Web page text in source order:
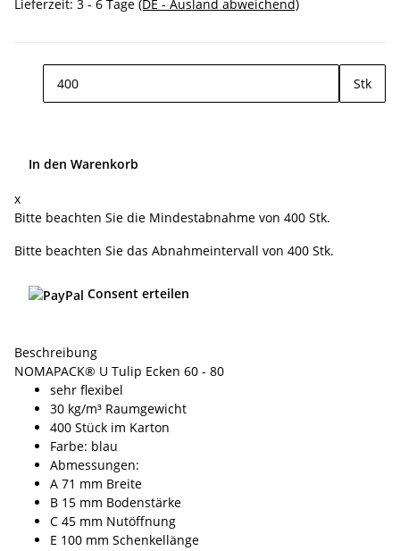
Lieferzeit: 3 - 6 Tage (DE - Ausland abweichend)
Stk
In den Warenkorb
x
Bitte beachten Sie die Mindestabnahme von 400 Stk.
Bitte beachten Sie das Abnahmeintervall von 400 Stk.
Consent erteilen
Beschreibung
NOMAPACK® U Tulip Ecken 60 - 80
sehr flexibel
30 kg/m³ Raumgewicht
400 Stück im Karton
Farbe: blau
Abmessungen:
A 71 mm Breite
B 15 mm Bodenstärke
C 45 mm Nutöffnung
E 100 mm Schenkellänge